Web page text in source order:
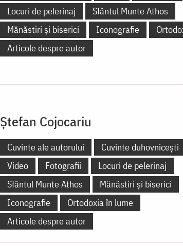
Locuri de pelerinaj
Sfântul Munte Athos
Mănăstiri și biserici
Iconografie
Articole despre autor
Ștefan Cojocariu
Cuvinte ale autorului Cuvinte duhovnicești
Video
Fotografii
Locuri de pelerinaj
Sfântul Munte Athos
Mănăstiri și biserici
Iconografie
Ortodoxia în lume
Articole despre autor